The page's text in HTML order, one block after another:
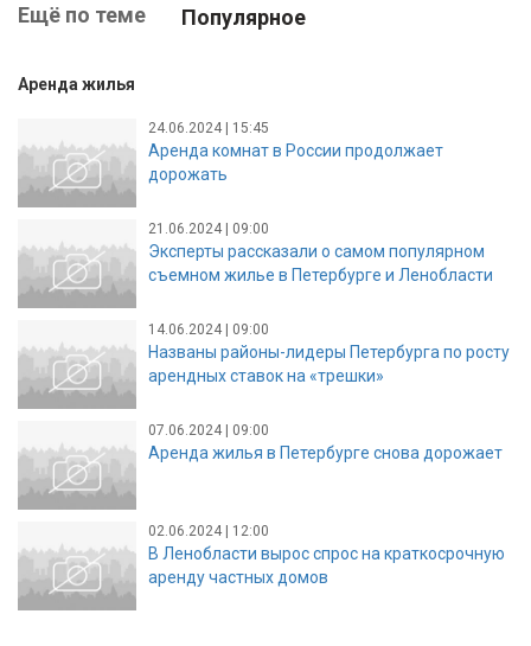
Ещё по теме Популярное
Аренда жилья
24.06.2024 | 15:45
Аренда комнат в России продолжает
дорожать
21.06.2024 | 09:00
Эксперты рассказали о самом популярном
съемном жилье в Петербурге и Ленобласти
14.06.2024 | 09:00
Названы районы-лидеры Петербурга по росту
арендных ставок на «трешки»
07.06.2024 | 09:00
Аренда жилья в Петербурге снова дорожает
02.06.2024 | 12:00
В Ленобласти вырос спрос на краткосрочную
аренду частных домов